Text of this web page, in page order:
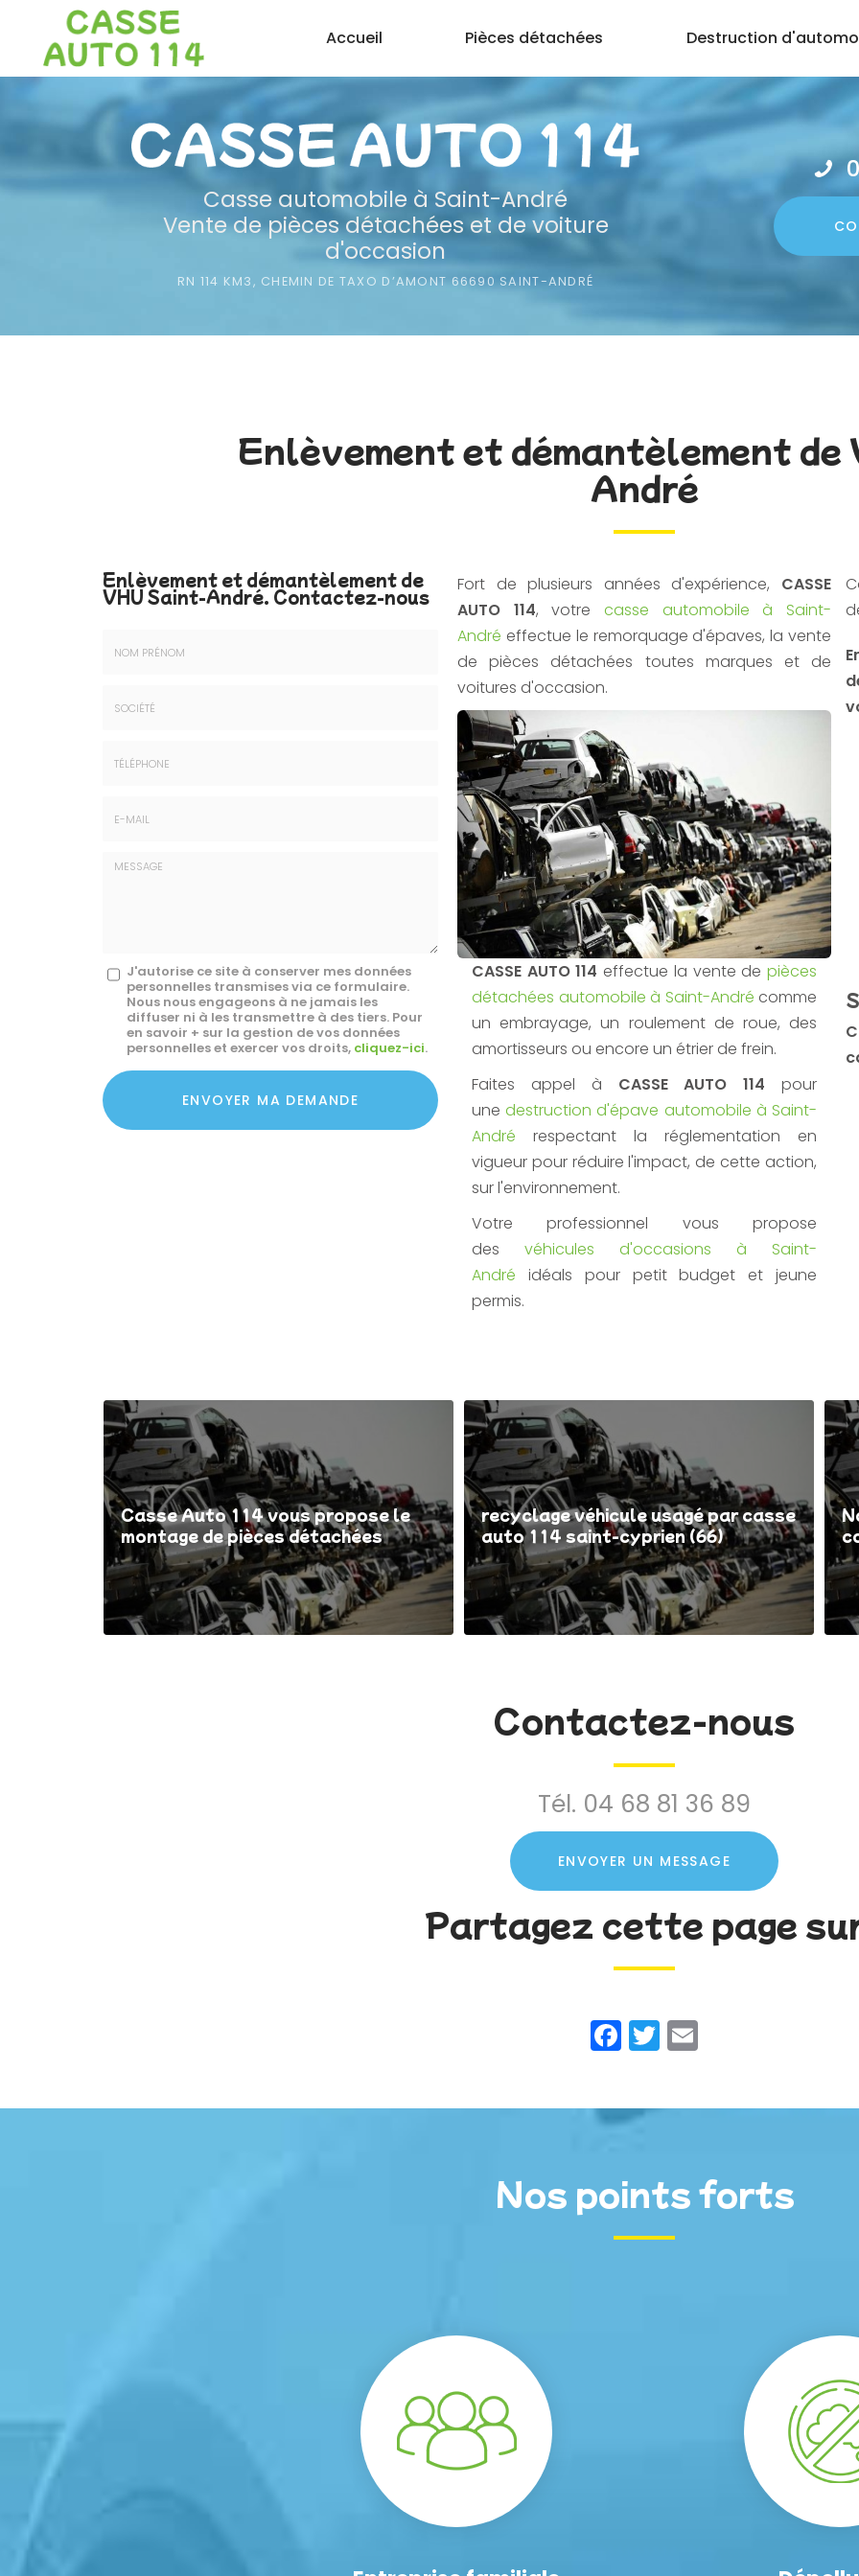
contenu
Accueil Pièces détachées Destruction
Casse automobile à Saint-André
Vente de pièces détachées et de voiture
d'occasion
RN 114 KM3, CHEMIN DE TAXO D’AMONT 66690 SAINT-ANDRÉ
Enlèvement et démantèlement de
André
Enlèvement et démantèlement de
VHU Saint-André. Contactez-nous
Message
J'autorise ce site à conserver mes données
personnelles transmises via ce formulaire.
Nous nous engageons à ne jamais les
diffuser ni à les transmettre à des tiers. Pour
en savoir + sur la gestion de vos données
personnelles et exercer vos droits, cliquez-ici.
Acceptation
RGPD
*
ENVOYER MA DEMANDE
Fort de plusieurs années d'expérience, CASSE
AUTO 114, votrecasse automobile à Saint-
André effectue le remorquage d'épaves, la vente
de pièces détachées toutes marques et de
voitures d'occasion.
CASSE AUTO 114 effectue la vente depièces
détachées automobile à Saint-André comme
un embrayage, un roulement de roue, des
amortisseurs ou encore un étrier de frein.
Faites appel à CASSE AUTO 114 pour
unedestruction d'épave automobile à Saint-
André respectant la réglementation en
vigueur pour réduire l'impact, de cette action,
sur l'environnement.
Votre professionnel vous propose
des véhicules d'occasions à Saint-
André idéals pour petit budget et jeune
permis.
Casse Auto 114 vous propose le
montage de pièces détachées
recyclage véhicule usagé par casse
auto 114 saint-cyprien (66)
Contactez-nous
Tél. 04 68 81 36 89
ENVOYER UN MESSAGE
Partagez cette page
Facebook
Twitter
Nos points forts